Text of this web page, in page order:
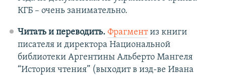
КГБ – очень занимательно.
Читать и переводить. Фрагментиз книги
писателя и директора Национальной
библиотеки Аргентины Альберто Мангеля
“История чтения” (выходит в изд-ве Ивана